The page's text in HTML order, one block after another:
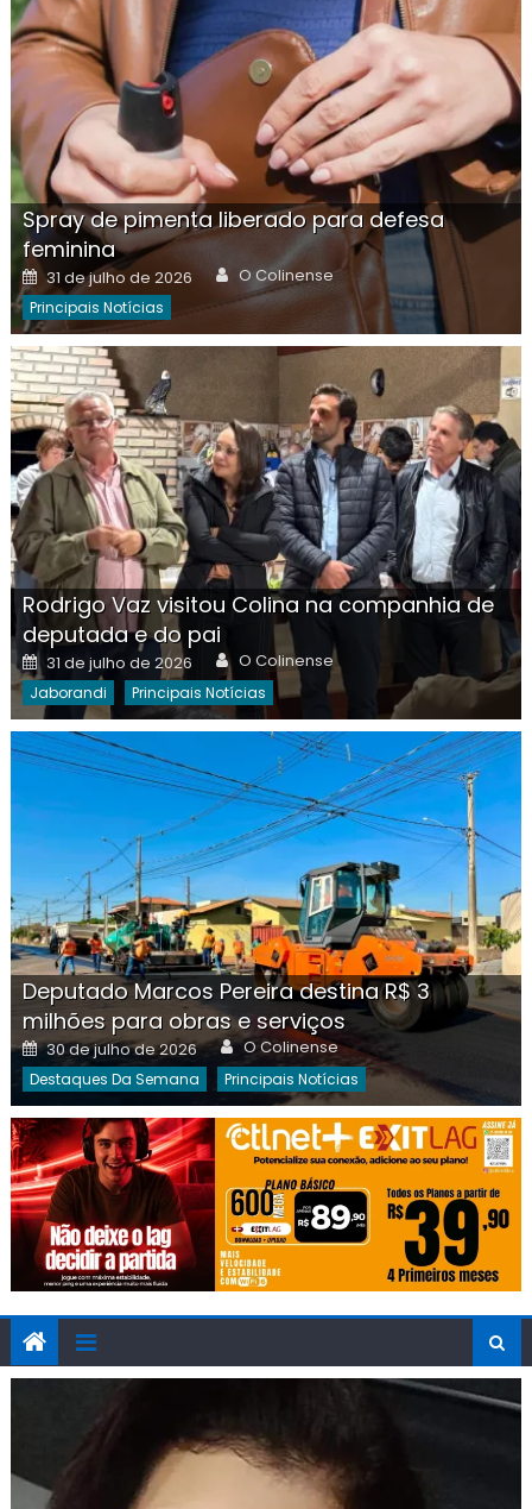
Spray de pimenta liberado para defesa
feminina
Posted
on
31 de julho de 2026 Author
O Colinense
Principais Notícias
Rodrigo Vaz visitou Colina na companhia de
deputada e do pai
Posted
on
31 de julho de 2026 Author
O Colinense
Jaborandi Principais Notícias
Deputado Marcos Pereira destina R$ 3
milhões para obras e serviços
Posted
on
30 de julho de 2026 Author
O Colinense
Destaques Da Semana Principais Notícias